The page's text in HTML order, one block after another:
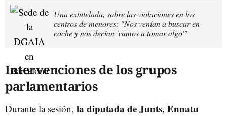
Una extutelada, sobre las violaciones en los
centros de menores: "Nos venían a buscar en
coche y nos decían 'vamos a tomar algo'"
Intervenciones de los grupos
parlamentarios
Durante la sesión, la diputada de Junts, Ennatu